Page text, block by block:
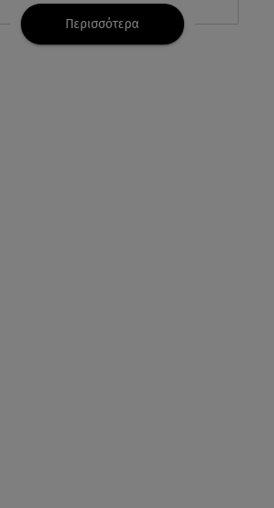
07.08.26 , 08:51
Marfin: Έφτασε στην Αθήνα η
Περισσότερα